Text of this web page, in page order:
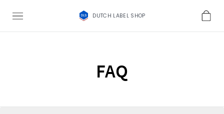
DUTCH LABEL SHOP
FAQ